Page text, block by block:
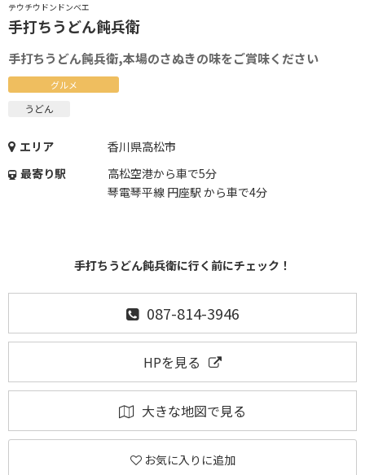
テウチウドンドンベエ
手打ちうどん飩兵衛
手打ちうどん飩兵衛,本場のさぬきの味をご賞味ください
グルメ
うどん
エリア
香川県高松市
最寄り駅
高松空港から車で5分
琴電琴平線 円座駅 から車で4分
手打ちうどん飩兵衛に行く前にチェック！
087-814-3946
HPを見る
大きな地図で見る
お気に入りに追加